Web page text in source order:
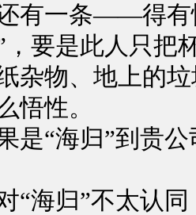
一条——得有
，要是此人只把
杂物、地上的
悟性。
“海归”到贵公
归”不太认同